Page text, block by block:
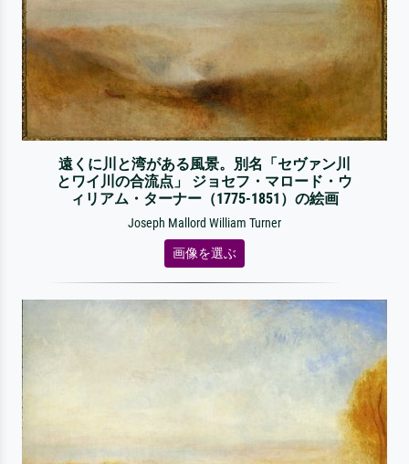
遠くに川と湾がある風景。別名「セヴァン川
とワイ川の合流点」 ジョセフ・マロード・ウ
ィリアム・ターナー（1775-1851）の絵画
Joseph Mallord William Turner
画像を選ぶ